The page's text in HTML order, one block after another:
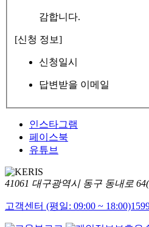
감합니다.
[신청 정보]
신청일시
답변받을 이메일
인스타그램
페이스북
유튜브
41061 대구광역시 동구 동내로
고객센터 (평일: 09:00 ~ 18:00)